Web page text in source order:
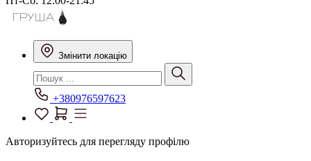
Змінити локацію
+380976597623
Авторизуйтесь для перегляду профілю